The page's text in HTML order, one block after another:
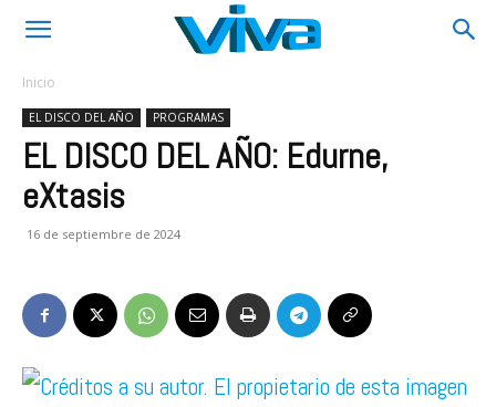
Inicio
EL DISCO DEL AÑO PROGRAMAS
EL DISCO DEL AÑO: Edurne,
eXtasis
16 de septiembre de 2024